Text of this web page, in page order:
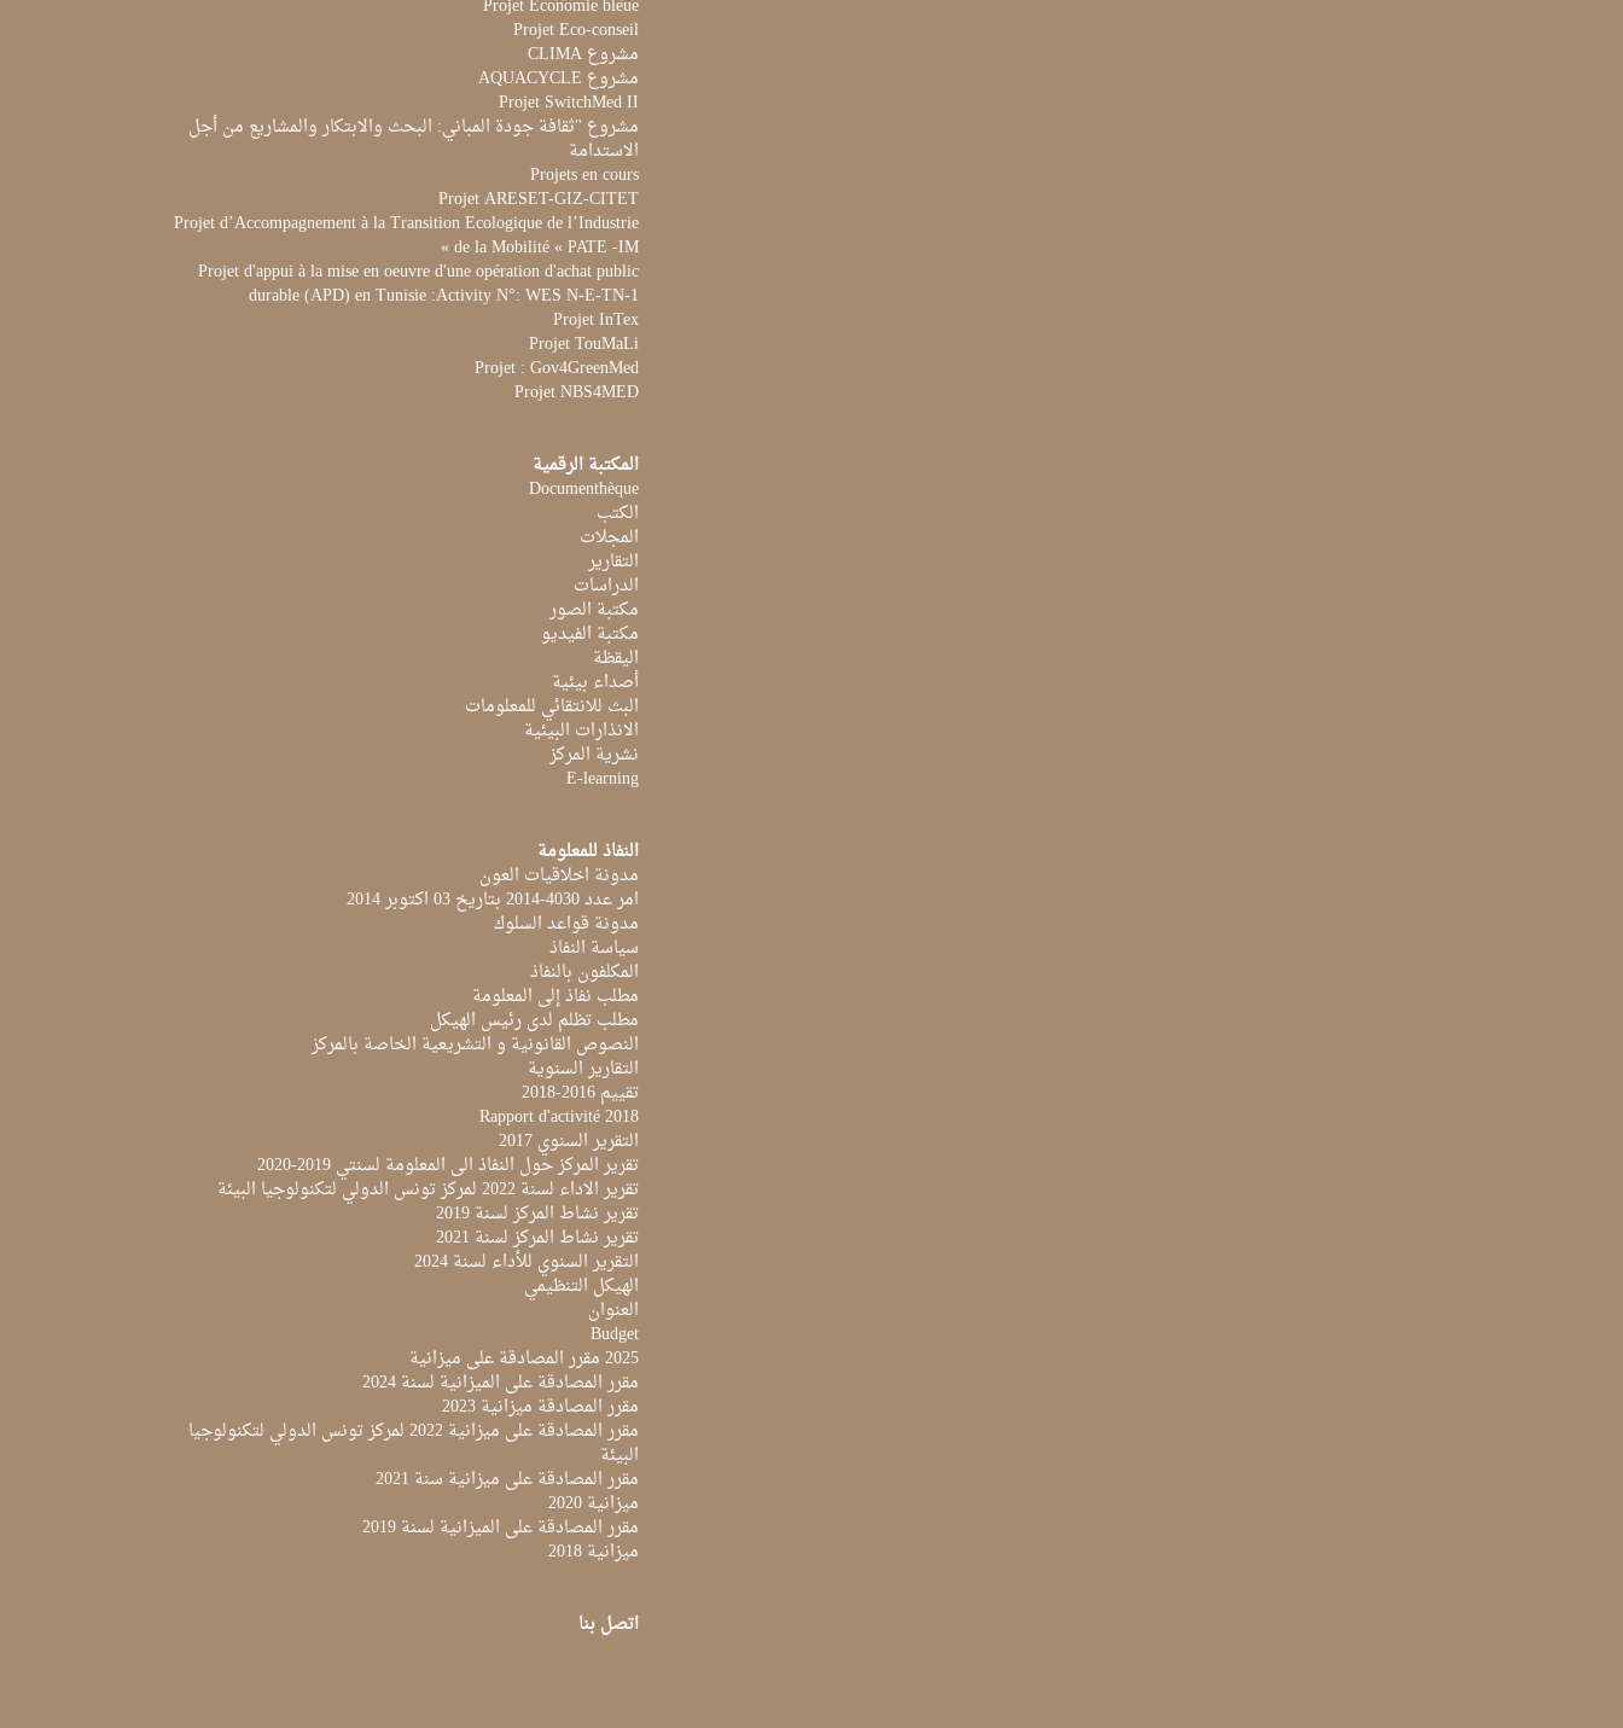
Projet Economie bleue
Projet Eco-conseil
مشروع CLIMA
مشروع AQUACYCLE
Projet SwitchMed II
مشروع "ثقافة جودة المباني: البحث والابتكار والمشاريع من أجل
الاستدامة
Projets en cours
Projet ARESET-GIZ-CITET
Projet d’Accompagnement à la Transition Ecologique de l’Industrie
de la Mobilité « PATE -IM »
Projet d'appui à la mise en oeuvre d'une opération d'achat public
durable (APD) en Tunisie :Activity N°: WES N-E-TN-1
Projet InTex
Projet TouMaLi
Projet : Gov4GreenMed
Projet NBS4MED
المكتبة الرقمية
Documenthèque
الكتب
المجلات
التقارير
الدراسات
مكتبة الصور
مكتبة الفيديو
اليقظة
أصداء بيئية
البث للانتقائي للمعلومات
الانذارات البيئية
نشرية المركز
E-learning
النفاذ للمعلومة
مدونة اخلاقيات العون
امر عدد 4030-2014 بتاريخ 03 اكتوبر 2014
مدونة قواعد السلوك
سياسة النفاذ
المكلفون بالنفاذ
مطلب نفاذ إلى المعلومة
مطلب تظلم لدى رئيس الهيكل
النصوص القانونية و التشريعية الخاصة بالمركز
التقارير السنوية
تقييم 2016-2018
Rapport d'activité 2018
التقرير السنوي 2017
تقرير المركز حول النفاذ الى المعلومة لسنتي 2019-2020
تقرير الاداء لسنة 2022 لمركز تونس الدولي لتكنولوجيا البيئة
تقرير نشاط المركز لسنة 2019
تقرير نشاط المركز لسنة 2021
التقرير السنوي للأداء لسنة 2024
الهيكل التنظيمي
العنوان
Budget
2025 مقرر المصادقة على ميزانية
مقرر المصادقة على الميزانية لسنة 2024
مقرر المصادقة ميزانية 2023
مقرر المصادقة على ميزانية 2022 لمركز تونس الدولي لتكنولوجيا
البيئة
مقرر المصادقة على ميزانية سنة 2021
ميزانية 2020
مقرر المصادقة على الميزانية لسنة 2019
ميزانية 2018
اتصل بنا